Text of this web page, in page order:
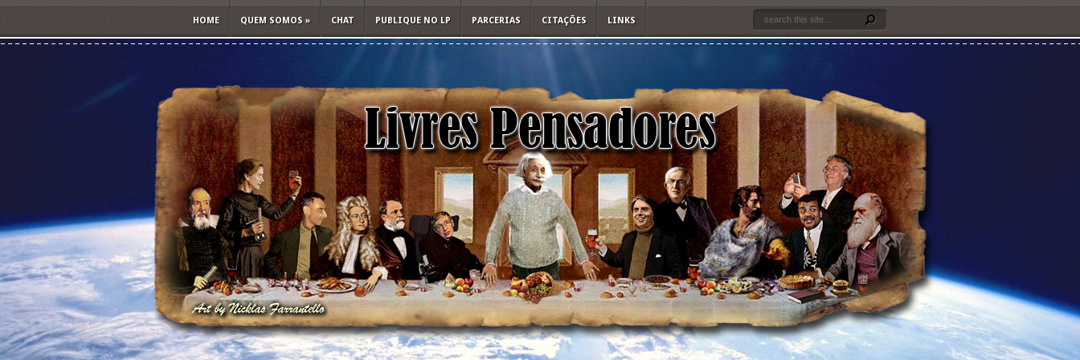
HOME QUEM SOMOS » CHAT PUBLIQUE NO LP PARCERIAS CITAÇÕES LINKS